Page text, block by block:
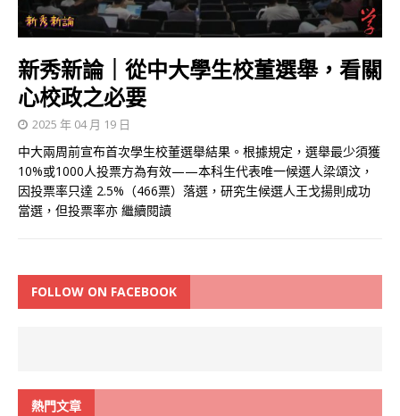
新秀新論｜從中大學生校董選舉，看關
心校政之必要
2025 年 04 月 19 日
中大兩周前宣布首次學生校董選舉結果。根據規定，選舉最少須獲
10%或1000人投票方為有效——本科生代表唯一候選人梁頌汶，
因投票率只達 2.5%（466票）落選，研究生候選人王戈揚則成功
當選，但投票率亦 繼續閱讀
FOLLOW ON FACEBOOK
熱門文章